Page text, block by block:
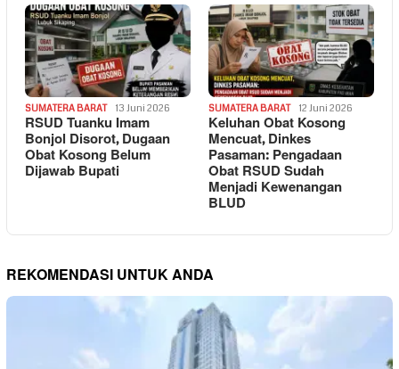
SUMATERA BARAT 13 Juni 2026
RSUD Tuanku Imam
Bonjol Disorot, Dugaan
Obat Kosong Belum
Dijawab Bupati
SUMATERA BARAT 12 Juni 2026
Keluhan Obat Kosong
Mencuat, Dinkes
Pasaman: Pengadaan
Obat RSUD Sudah
Menjadi Kewenangan
BLUD
REKOMENDASI UNTUK ANDA